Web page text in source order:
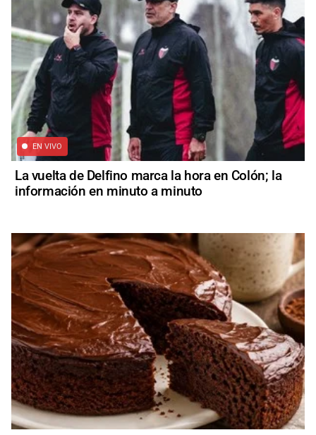
EN VIVO
La vuelta de Delfino marca la hora en Colón; la
información en minuto a minuto